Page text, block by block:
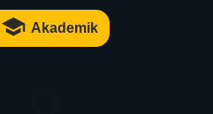
Akademik